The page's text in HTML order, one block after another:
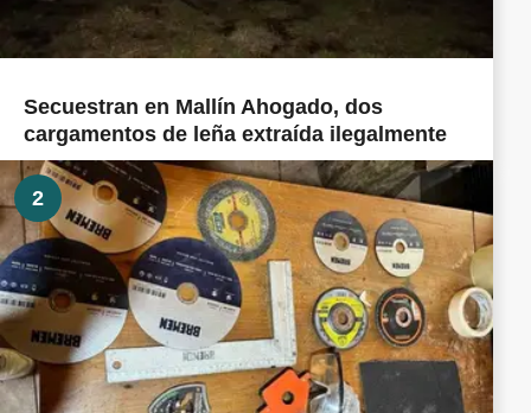
Secuestran en Mallín Ahogado, dos
cargamentos de leña extraída ilegalmente
2